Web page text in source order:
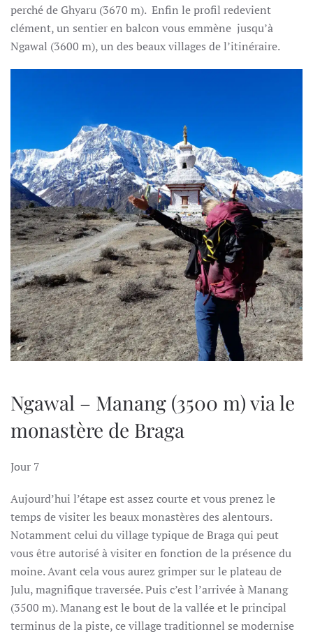
perché de Ghyaru (3670 m). Enfin le profil redevient
clément, un sentier en balcon vous emmène jusqu’à
Ngawal (3600 m), un des beaux villages de l’itinéraire.
Ngawal – Manang (3500 m) via le
monastère de Braga
Jour 7
Aujourd’hui l’étape est assez courte et vous prenez le
temps de visiter les beaux monastères des alentours.
Notamment celui du village typique de Braga qui peut
vous être autorisé à visiter en fonction de la présence du
moine. Avant cela vous aurez grimper sur le plateau de
Julu, magnifique traversée. Puis c’est l’arrivée à Manang
(3500 m). Manang est le bout de la vallée et le principal
terminus de la piste, ce village traditionnel se modernise